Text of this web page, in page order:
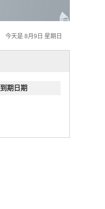
今天是 8月9日 星期日
到期日期